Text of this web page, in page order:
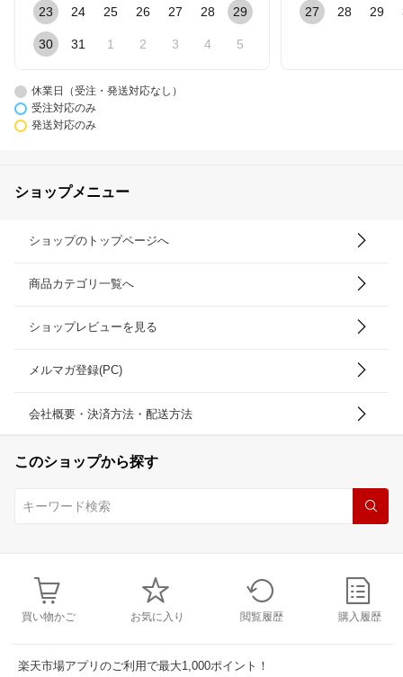
23 24 25 26 27 28 29
30 31 1 2 3 4 5
27 28 29
休業日（受注・発送対応なし）
受注対応のみ
発送対応のみ
ショップメニュー
ショップのトップページへ
商品カテゴリ一覧へ
ショップレビューを見る
メルマガ登録(PC)
会社概要・決済方法・配送方法
このショップから探す
買い物かご お気に入り 閲覧履歴 購入履歴
楽天市場アプリのご利用で最大1,000ポイント！